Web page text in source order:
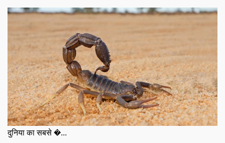
दुनिया का सबसे �...